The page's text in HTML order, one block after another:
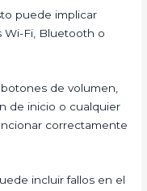
puede implicar
Wi-Fi, Bluetooth o
botones de volumen,
de inicio o cualquier
correctamente
incluir fallos en el